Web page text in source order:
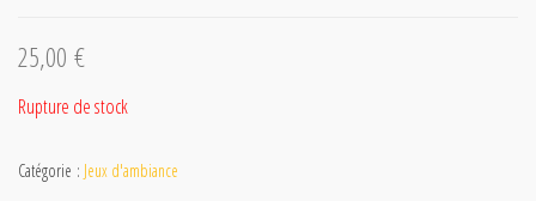
25,00 €
Rupture de stock
Catégorie : Jeux d'ambiance